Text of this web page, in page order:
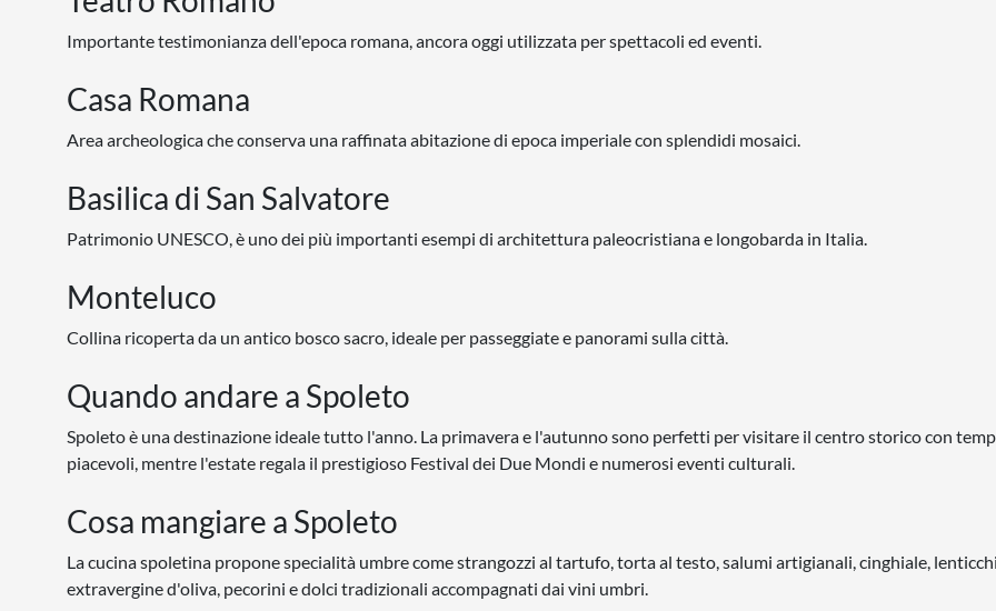
Importante testimonianza dell'epoca romana, ancora oggi utilizzata per spettacoli ed eventi.
Casa Romana
Area archeologica che conserva una raffinata abitazione di epoca imperiale con splendidi mosaici.
Basilica di San Salvatore
Patrimonio UNESCO, è uno dei più importanti esempi di architettura paleocristiana e longobarda in Italia.
Monteluco
Collina ricoperta da un antico bosco sacro, ideale per passeggiate e panorami sulla città.
Quando andare a Spoleto
Spoleto è una destinazione ideale tutto l'anno. La primavera e l'autunno sono perfetti per visitare il centro storico con
piacevoli, mentre l'estate regala il prestigioso Festival dei Due Mondi e numerosi eventi culturali.
Cosa mangiare a Spoleto
La cucina spoletina propone specialità umbre come strangozzi al tartufo, torta al testo, salumi artigianali, cinghiale,
extravergine d'oliva, pecorini e dolci tradizionali accompagnati dai vini umbri.